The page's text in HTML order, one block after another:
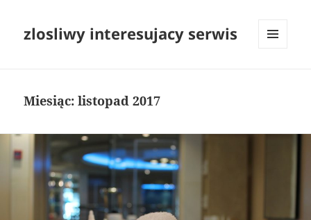
zlosliwy interesujacy serwis
Miesiąc:listopad 2017